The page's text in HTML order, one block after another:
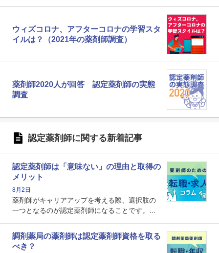
ウィズコロナ、アフターコロナの学習スタ
イルは？（2021年の薬剤師調査）
薬剤師2020人が回答 認定薬剤師の実態
調査
認定薬剤師に関する新着記事
認定薬剤師は「意味ない」の理由と取得の
メリット
8月2日
薬剤師がキャリアアップを考える際、選択肢の
一つとなるのが認定薬剤師になることです。し
という声を聞いたことがあるかもしれません。
本記事では、認定薬剤師が「意味ない」といわ
調剤薬局の薬剤師は認定薬剤師資格を取る
べき？